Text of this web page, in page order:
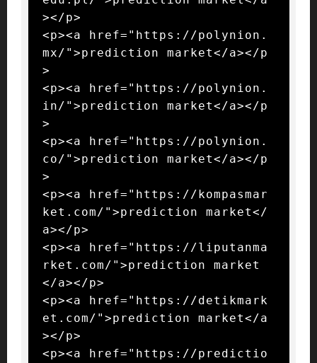
></p>
<p><a href="https://polynion.
mx/">prediction market</a></p
>
<p><a href="https://polynion.
in/">prediction market</a></p
>
<p><a href="https://polynion.
co/">prediction market</a></p
>
<p><a href="https://kompasmar
ket.com/">prediction market</
a></p>
<p><a href="https://liputanma
rket.com/">prediction market
</a></p>
<p><a href="https://detikmark
et.com/">prediction market</a
></p>
<p><a href="https://predictio